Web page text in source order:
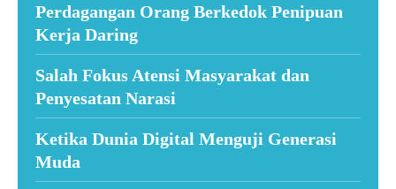
Perdagangan Orang Berkedok Penipuan
Kerja Daring
Salah Fokus Atensi Masyarakat dan
Penyesatan Narasi
Ketika Dunia Digital Menguji Generasi
Muda